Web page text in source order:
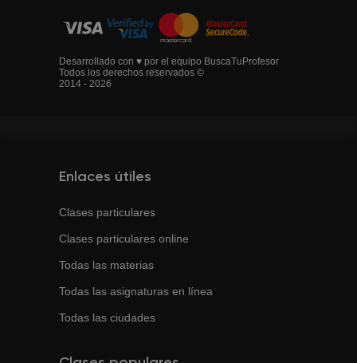
Desarrollado con ♥ por el equipo BuscaTuProfesor
Todos los derechos reservados ©
2014 - 2026
Enlaces útiles
Clases particulares
Clases particulares online
Todas las materias
Todas las asignaturas en línea
Todas las ciudades